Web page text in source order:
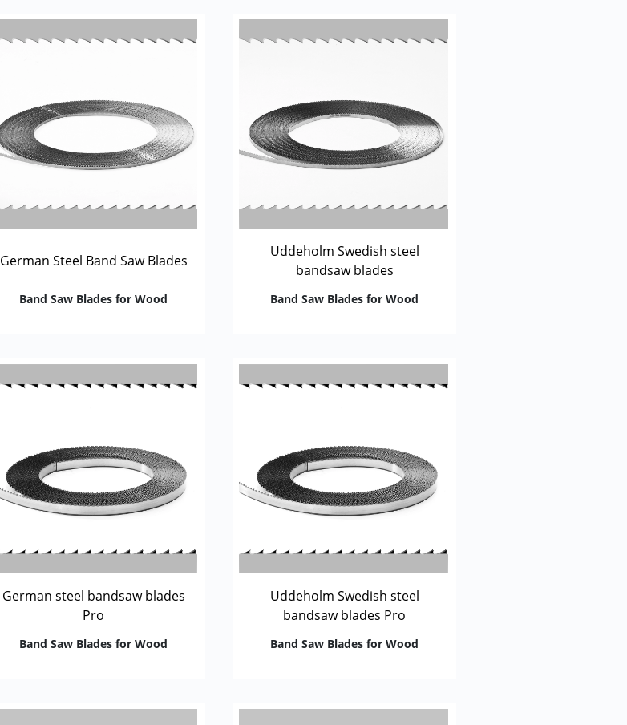
German Steel Band Saw Blades
Band Saw Blades for Wood
Uddeholm Swedish steel
bandsaw blades
Band Saw Blades for Wood
German steel bandsaw blades
Pro
Band Saw Blades for Wood
Uddeholm Swedish steel
bandsaw blades Pro
Band Saw Blades for Wood